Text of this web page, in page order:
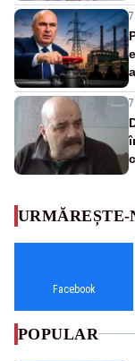
URMĂREȘTE-
Facebook
POPULAR